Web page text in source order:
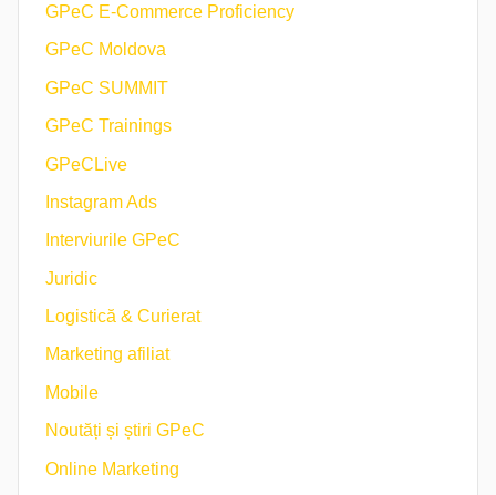
GPeC E-Commerce Proficiency
GPeC Moldova
GPeC SUMMIT
GPeC Trainings
GPeCLive
Instagram Ads
Interviurile GPeC
Juridic
Logistică & Curierat
Marketing afiliat
Mobile
Noutăți și știri GPeC
Online Marketing